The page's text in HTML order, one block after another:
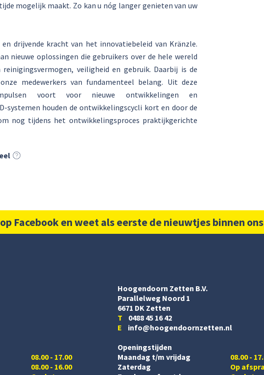
mogelijk maakt. Zo kan u nóg langer genieten van uw
drijvende kracht van het innovatiebeleid van Kränzle.
nieuwe oplossingen die gebruikers over de hele wereld
veiligheid en gebruik. Daarbij is de
medewerkers van fundamenteel belang. Uit deze
voort voor nieuwe ontwikkelingen en
systemen houden de ontwikkelingscycli kort en door de
nog tijdens het ontwikkelingsproces praktijkgerichte
Facebook en weet als eerste de nieuwtjes binnen
08.00 - 17.00
08.00 - 16.00
Hoogendoorn Zetten B.V.
Parallelweg Noord 1
6671 DK Zetten
T 0488 45 16 42
E info@hoogendoornzetten.nl
Openingstijden
Maandag t/m vrijdag
08.00 -
Zaterdag
Op